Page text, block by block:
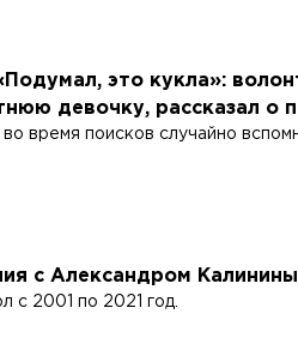
это кукла»:
девочку, рассказал о
время поисков случайно
с Александром
с 2001 по 2021 год.